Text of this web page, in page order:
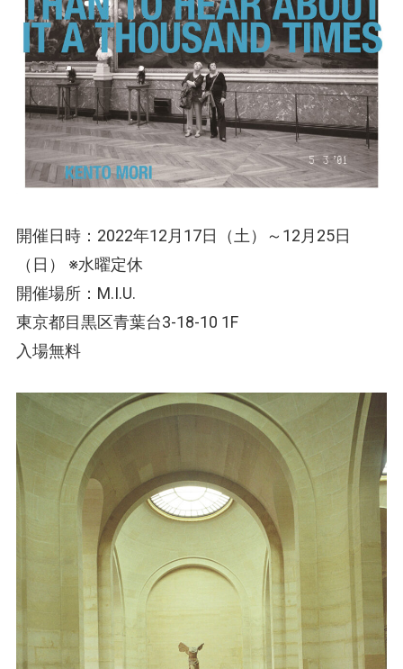
開催日時：2022年12月17日（土）～12月25日
（日） ※水曜定休
開催場所：M.I.U.
東京都目黒区青葉台3-18-10 1F
入場無料